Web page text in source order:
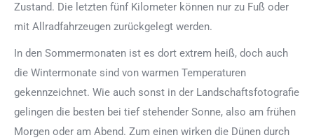
Zustand. Die letzten fünf Kilometer können nur zu Fuß oder
mit Allradfahrzeugen zurückgelegt werden.
In den Sommermonaten ist es dort extrem heiß, doch auch
die Wintermonate sind von warmen Temperaturen
gekennzeichnet. Wie auch sonst in der Landschaftsfotografie
gelingen die besten bei tief stehender Sonne, also am frühen
Morgen oder am Abend. Zum einen wirken die Dünen durch